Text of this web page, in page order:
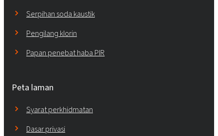
Serpihan soda kaustik
Pengilang klorin
Papan penebat haba PIR
Peta laman
Syarat perkhidmatan
Dasar privasi